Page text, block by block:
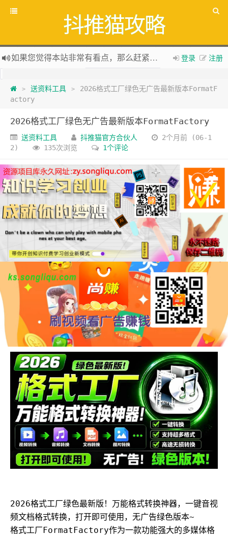
抖推猫攻略
登录 注册
如果您觉得本站非常有看点，那么赶紧使用Ctrl+D 收藏吧
欢迎访问，欢迎加入 抖推猫官网
> 送资料工具 >
2026格式工厂绿色无广告最新版本FormatF
actory
2026格式工厂绿色无广告最新版本FormatFactory
送资料工具 抖推猫官方合伙人
2个月前 (06-1
2)
135次浏览 1个评论
2026格式工厂绿色最新版！万能格式转换神器，一键音视
频文档格式转换，打开即可使用，无广告绿色版本~
格式工厂FormatFactory作为一款功能强大的多媒体格